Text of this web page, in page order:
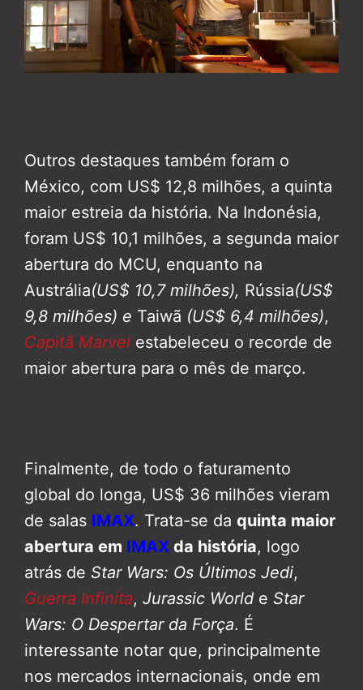
Outros destaques também foram o
México, com US$ 12,8 milhões, a quinta
maior estreia da história. Na Indonésia,
foram US$ 10,1 milhões, a segunda maior
abertura do MCU, enquanto na
Austrália(US$ 10,7 milhões), Rússia(US$
9,8 milhões) e Taiwã (US$ 6,4 milhões),
Capitã Marvel estabeleceu o recorde de
maior abertura para o mês de março.
Finalmente, de todo o faturamento
global do longa, US$ 36 milhões vieram
de salas IMAX. Trata-se da quinta maior
abertura em IMAX da história, logo
atrás de Star Wars: Os Últimos Jedi,
Guerra Infinita, Jurassic World e Star
Wars: O Despertar da Força. É
interessante notar que, principalmente
nos mercados internacionais, onde em